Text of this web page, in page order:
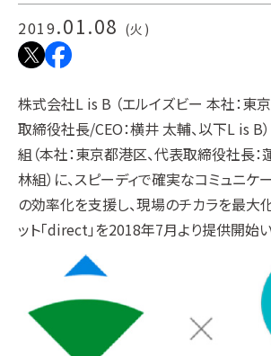
2019.01.08 (火)
株式会社L is B （エルイズビー 本社：東
取締役社長/CEO：横井 太輔、以下L is B
組（本社：東京都港区、代表取締役社長：
林組）に、スピーディで確実なコミュニケ
の効率化を支援し、現場のチカラを最大
ット「direct」を2018年7月より提供開始